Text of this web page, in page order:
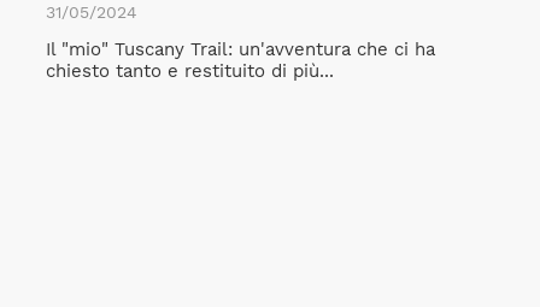
31/05/2024
Il "mio" Tuscany Trail: un'avventura che ci ha
chiesto tanto e restituito di più...